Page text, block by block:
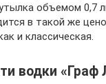
объемом 0,7
в такой же
и классическая.
водки